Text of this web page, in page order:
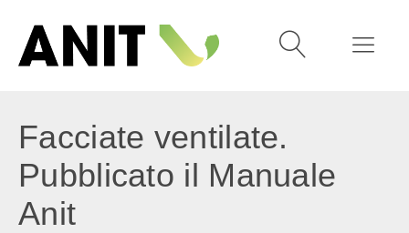
Facciate ventilate.
Pubblicato il Manuale
Anit